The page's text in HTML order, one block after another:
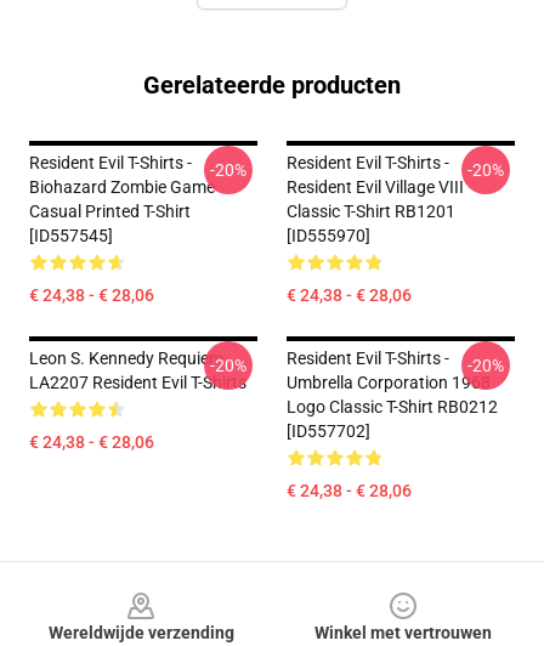
Gerelateerde producten
Resident Evil T-Shirts -
Biohazard Zombie Game
Casual Printed T-Shirt
[ID557545]
€ 24,38 - € 28,06
-20%
Resident Evil T-Shirts -
Resident Evil Village VIII
Classic T-Shirt RB1201
[ID555970]
€ 24,38 - € 28,06
-20%
Leon S. Kennedy Requiem
LA2207 Resident Evil T-Shirts
€ 24,38 - € 28,06
-20%
Resident Evil T-Shirts -
Umbrella Corporation 1968
Logo Classic T-Shirt RB0212
[ID557702]
€ 24,38 - € 28,06
-20%
Wereldwijde verzending
Winkel met vertrouwen